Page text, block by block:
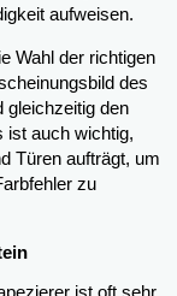
aufweisen.
Wahl der richtigen
des
gleichzeitig den
ist auch wichtig,
Türen aufträgt, um
zu